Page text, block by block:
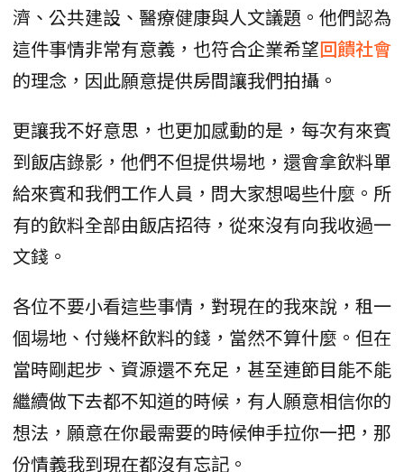
濟、公共建設、醫療健康與人文議題。他們認為
這件事情非常有意義，也符合企業希望回饋社會
的理念，因此願意提供房間讓我們拍攝。
更讓我不好意思，也更加感動的是，每次有來賓
到飯店錄影，他們不但提供場地，還會拿飲料單
給來賓和我們工作人員，問大家想喝些什麼。所
有的飲料全部由飯店招待，從來沒有向我收過一
文錢。
各位不要小看這些事情，對現在的我來說，租一
個場地、付幾杯飲料的錢，當然不算什麼。但在
當時剛起步、資源還不充足，甚至連節目能不能
繼續做下去都不知道的時候，有人願意相信你的
想法，願意在你最需要的時候伸手拉你一把，那
份情義我到現在都沒有忘記。